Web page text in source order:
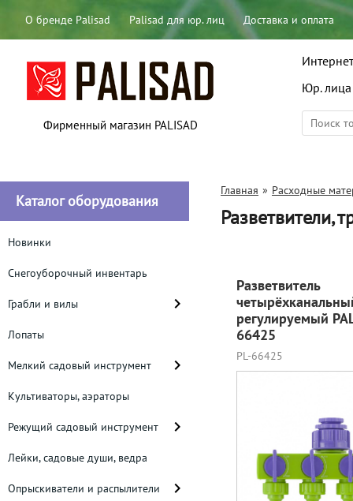
О бренде Palisad Palisad для юр. лиц Доставка и оплата
Фирменный магазин PALISAD
Юр. лица
Каталог оборудования
Новинки
Снегоуборочный инвентарь
Грабли и вилы
Лопаты
Мелкий садовый инструмент
Культиваторы, аэраторы
Режущий садовый инструмент
Лейки, садовые души, ведра
Опрыскиватели и распылители
Главная » Расходные
Разветвители,
Разветвитель
регулируемый
66425
PL-66425